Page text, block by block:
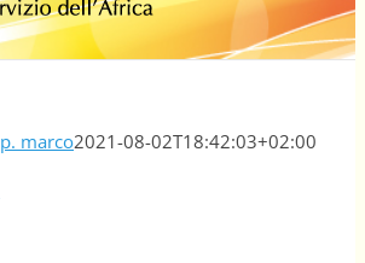
p. marco2021-08-02T18:42:03+02:00